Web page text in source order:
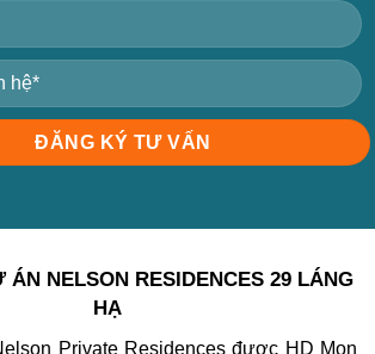
ÁN NELSON RESIDENCES 29 LÁNG
HẠ
Private Residences được HD Mon